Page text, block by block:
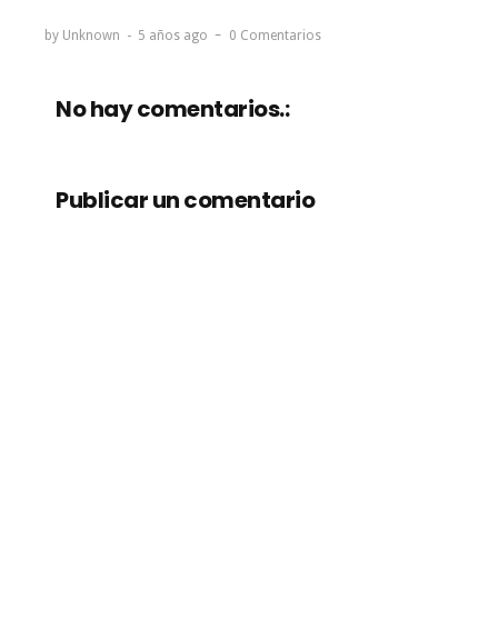
by Unknown 5 años ago 0 Comentarios
No hay comentarios.:
Publicar un comentario